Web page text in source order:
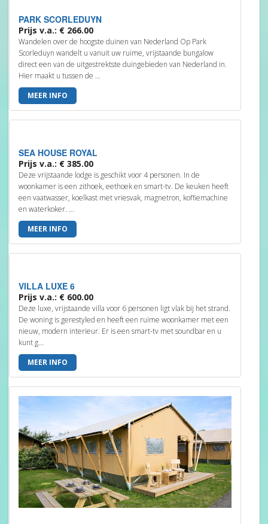
PARK SCORLEDUYN
Prijs v.a.: € 266.00
Wandelen over de hoogste duinen van Nederland Op Park
Scorleduyn wandelt u vanuit uw ruime, vrijstaande bungalow
direct een van de uitgestrektste duingebieden van Nederland in.
Hier maakt u tussen de ...
MEER INFO
SEA HOUSE ROYAL
Prijs v.a.: € 385.00
Deze vrijstaande lodge is geschikt voor 4 personen. In de
woonkamer is een zithoek, eethoek en smart-tv. De keuken heeft
een vaatwasser, koelkast met vriesvak, magnetron, koffiemachine
en waterkoker. ...
MEER INFO
VILLA LUXE 6
Prijs v.a.: € 600.00
Deze luxe, vrijstaande villa voor 6 personen ligt vlak bij het strand.
De woning is gerestyled en heeft een ruime woonkamer met een
nieuw, modern interieur. Er is een smart-tv met soundbar en u
kunt g...
MEER INFO